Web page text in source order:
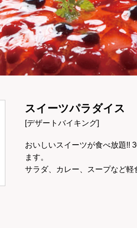
スイーツパラダイス
[デザートバイキング]
おいしいスイーツが食べ放題!!
ます。
サラダ、カレー、スープなど軽